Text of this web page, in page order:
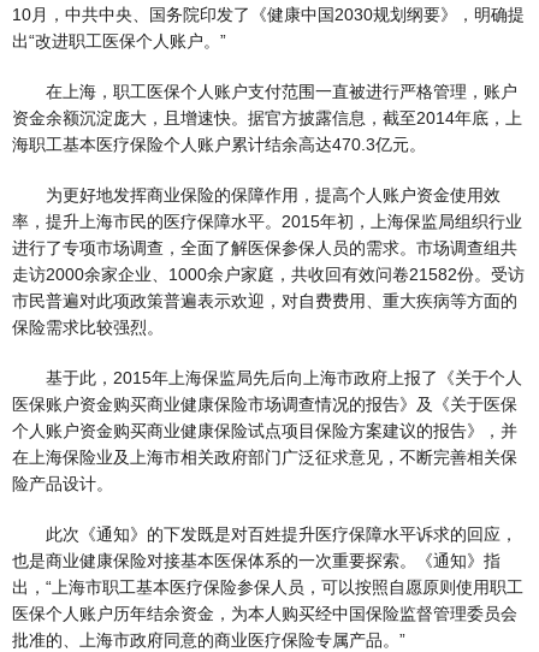
10月，中共中央、国务院印发了《健康中国2030规划纲要》，明确提
出“改进职工医保个人账户。”
在上海，职工医保个人账户支付范围一直被进行严格管理，账户
资金余额沉淀庞大，且增速快。据官方披露信息，截至2014年底，上
海职工基本医疗保险个人账户累计结余高达470.3亿元。
为更好地发挥商业保险的保障作用，提高个人账户资金使用效
率，提升上海市民的医疗保障水平。2015年初，上海保监局组织行业
进行了专项市场调查，全面了解医保参保人员的需求。市场调查组共
走访2000余家企业、1000余户家庭，共收回有效问卷21582份。受访
市民普遍对此项政策普遍表示欢迎，对自费费用、重大疾病等方面的
保险需求比较强烈。
基于此，2015年上海保监局先后向上海市政府上报了《关于个人
医保账户资金购买商业健康保险市场调查情况的报告》及《关于医保
个人账户资金购买商业健康保险试点项目保险方案建议的报告》，并
在上海保险业及上海市相关政府部门广泛征求意见，不断完善相关保
险产品设计。
此次《通知》的下发既是对百姓提升医疗保障水平诉求的回应，
也是商业健康保险对接基本医保体系的一次重要探索。《通知》指
出，“上海市职工基本医疗保险参保人员，可以按照自愿原则使用职工
医保个人账户历年结余资金，为本人购买经中国保险监督管理委员会
批准的、上海市政府同意的商业医疗保险专属产品。”